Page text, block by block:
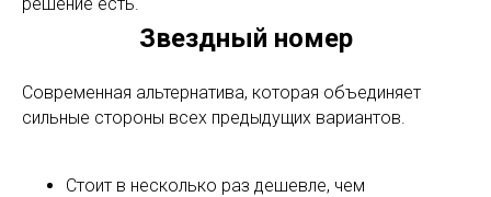
Звездный номер
Современная альтернатива, которая объединяет
сильные стороны всех предыдущих вариантов.
Стоит в несколько раз дешевле, чем